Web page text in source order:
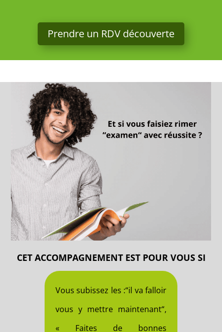
Prendre un RDV découverte
CET ACCOMPAGNEMENT EST POUR VOUS SI
Vous subissez les :“il va falloir
vous y mettre maintenant“,
« Faites de bonnes